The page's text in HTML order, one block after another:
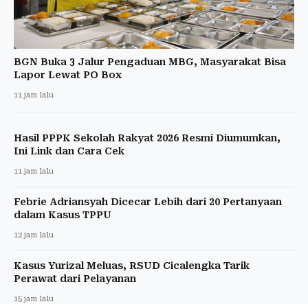
BGN Buka 3 Jalur Pengaduan MBG, Masyarakat Bisa
Lapor Lewat PO Box
11 jam lalu
Hasil PPPK Sekolah Rakyat 2026 Resmi Diumumkan,
Ini Link dan Cara Cek
11 jam lalu
Febrie Adriansyah Dicecar Lebih dari 20 Pertanyaan
dalam Kasus TPPU
12 jam lalu
Kasus Yurizal Meluas, RSUD Cicalengka Tarik
Perawat dari Pelayanan
15 jam lalu